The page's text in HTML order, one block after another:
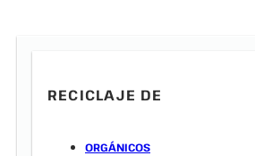
RECICLAJE DE
ORGÁNICOS